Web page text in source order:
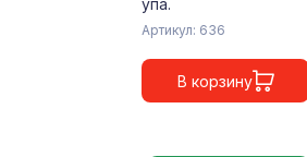
упа.
Артикул: 636
В корзину